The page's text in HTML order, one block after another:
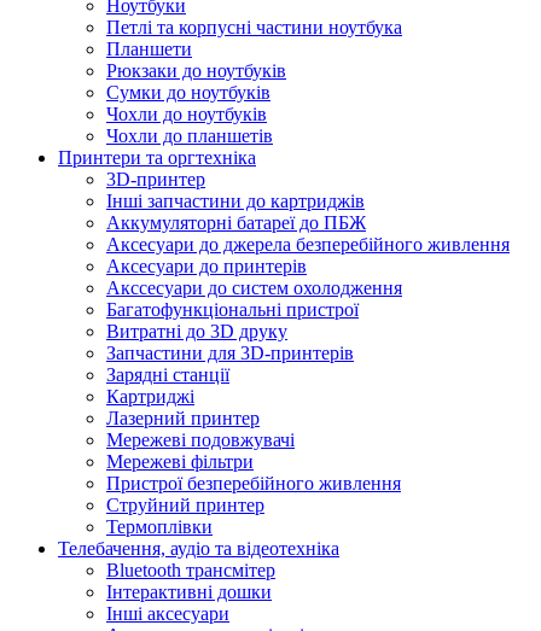
Ноутбуки
Петлі та корпусні частини ноутбука
Планшети
Рюкзаки до ноутбуків
Сумки до ноутбуків
Чохли до ноутбуків
Чохли до планшетів
Принтери та оргтехніка
3D-принтер
Інші запчастини до картриджів
Аккумуляторні батареї до ПБЖ
Аксесуари до джерела безперебійного живлення
Аксесуари до принтерів
Акссесуари до систем охолодження
Багатофункціональні пристрої
Витратні до 3D друку
Запчастини для 3D-принтерів
Зарядні станції
Картриджі
Лазерний принтер
Мережеві подовжувачі
Мережеві фільтри
Пристрої безперебійного живлення
Струйний принтер
Термоплівки
Телебачення, аудіо та відеотехніка
Bluetooth трансмітер
Інтерактивні дошки
Інші аксесуари